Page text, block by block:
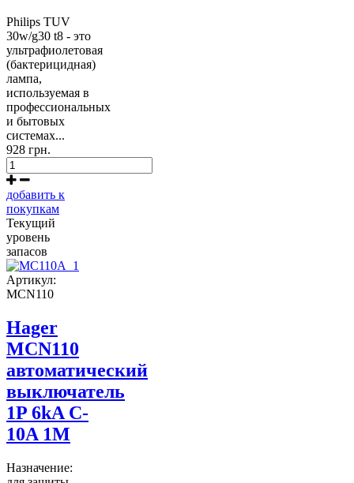
Philips TUV
30w/g30 t8 - это
ультрафиолетовая
(бактерицидная)
лампа,
используемая в
профессиональных
и бытовых
системах...
928 грн.
добавить к
покупкам
Текущий
уровень
запасов
Артикул:
MCN110
Hager
MCN110
автоматический
выключатель
1P 6kA C-
10A 1M
Назначение: